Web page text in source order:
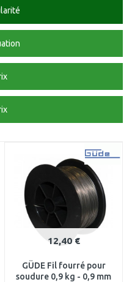
12,40 €
GÜDE Fil fourré pour
soudure 0,9 kg - 0,9 mm